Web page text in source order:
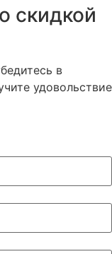
скидкой
в
удовольствие